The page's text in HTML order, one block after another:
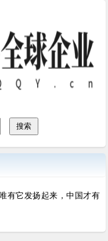
有它发扬起来，中国才有